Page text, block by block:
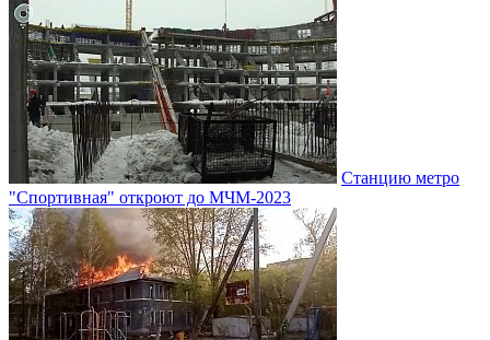
Станцию метро
"Спортивная" откроют до МЧМ-2023